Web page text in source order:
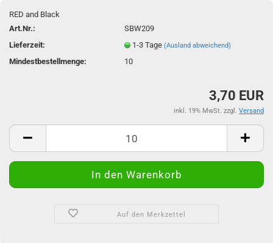
RED and Black
Art.Nr.:
SBW209
Lieferzeit:
1-3 Tage(Ausland abweichend)
Mindestbestellmenge: 10
3,70 EUR
inkl. 19% MwSt. zzgl. Versand
Auf den Merkzettel